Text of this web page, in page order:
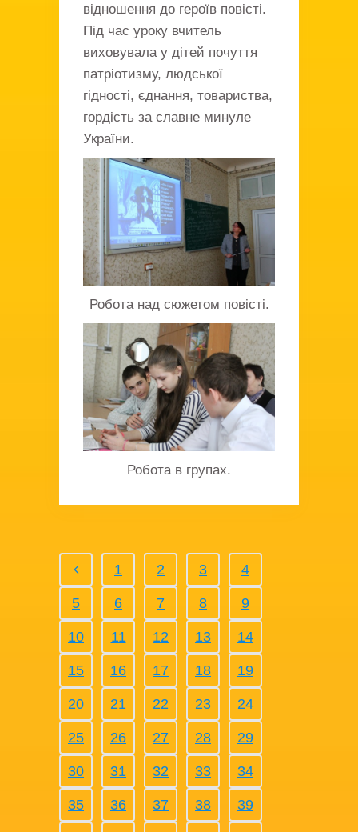
відношення до героїв повісті.
Під час уроку вчитель
виховувала у дітей почуття
патріотизму, людської
гідності, єднання, товариства,
гордість за славне минуле
України.
Робота над сюжетом повісті.
Робота в групах.
1 2 3 4
5 6 7 8 9
10 11 12 13 14
15 16 17 18 19
20 21 22 23 24
25 26 27 28 29
30 31 32 33 34
35 36 37 38 39